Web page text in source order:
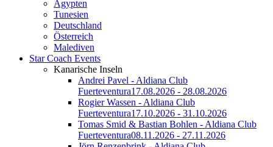
Ägypten
Tunesien
Deutschland
Österreich
Malediven
Star Coach Events
Kanarische Inseln
Andrei Pavel - Aldiana Club
Fuerteventura17.08.2026 - 28.08.2026
Rogier Wassen - Aldiana Club
Fuerteventura17.10.2026 - 31.10.2026
Tomas Smid & Bastian Bohlen - Aldiana Club
Fuerteventura08.11.2026 - 27.11.2026